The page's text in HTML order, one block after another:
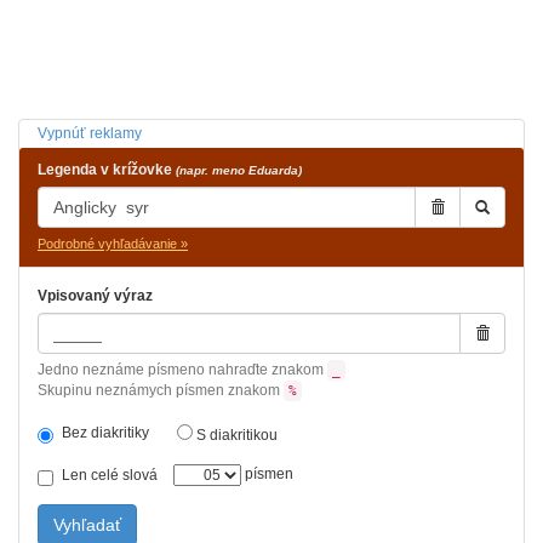
Vypnúť reklamy
Legenda v krížovke (napr. meno Eduarda)
Podrobné vyhľadávanie »
Vpisovaný výraz
Jedno neznáme písmeno nahraďte znakom
Skupinu neznámych písmen znakom %
Bez diakritiky S diakritikou
Len celé slová písmen
Vyhľadať